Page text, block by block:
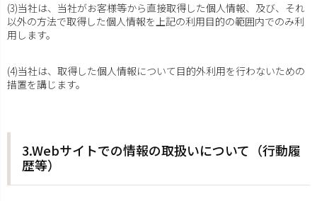
(3)当社は、当社がお客様等から直接取得した個人情報、及び、それ
以外の方法で取得した個人情報を上記の利用目的の範囲内でのみ利
用します。
(4)当社は、取得した個人情報について目的外利用を行わないための
措置を講じます。
3.Webサイトでの情報の取扱いについて（行動履
歴等）